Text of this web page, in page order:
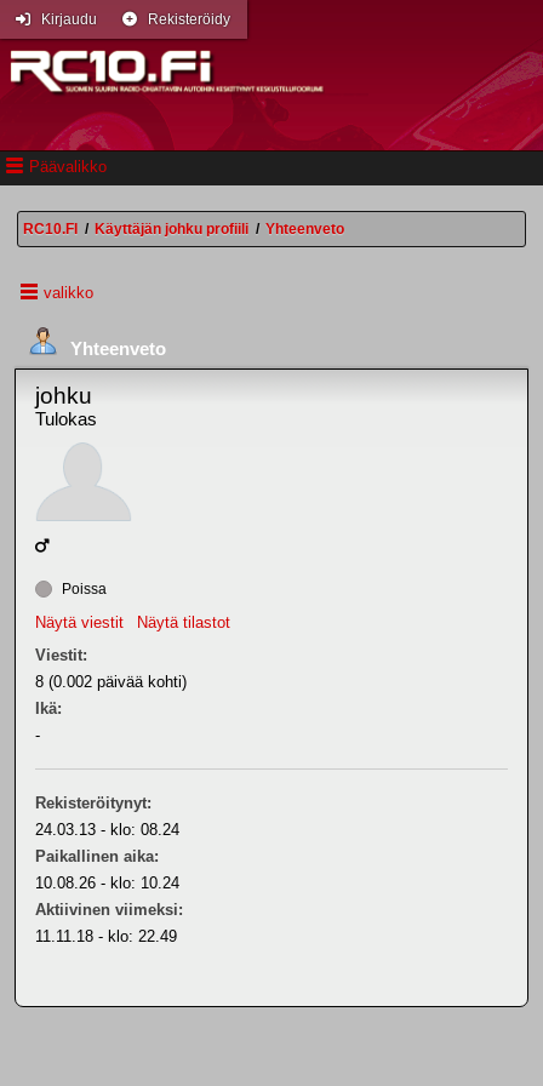
Päävalikko
Kirjaudu Rekisteröidy
RC10.FI / Käyttäjän johku profiili / Yhteenveto
valikko
Yhteenveto
johku
Tulokas
Poissa
Näytä viestit
Näytä tilastot
Viestit:
8 (0.002 päivää kohti)
Ikä:
-
Rekisteröitynyt:
24.03.13 - klo: 08.24
Paikallinen aika:
10.08.26 - klo: 10.24
Aktiivinen viimeksi:
11.11.18 - klo: 22.49